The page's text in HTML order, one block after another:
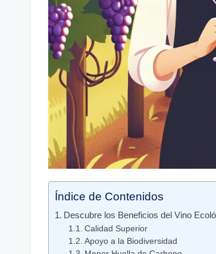
Índice de Contenidos
Descubre los Beneficios del Vino
Calidad Superior
Apoyo a la Biodiversidad